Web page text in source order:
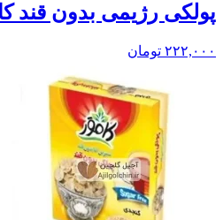
پولکی رژیمی بدون قند
۲۲۲,۰۰۰ تومان